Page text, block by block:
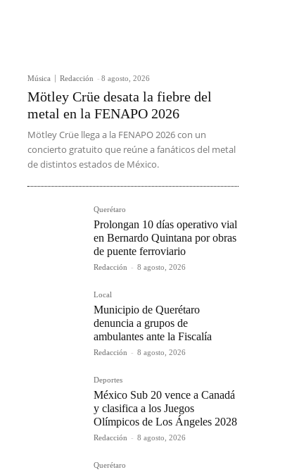
Música Redacción - 8 agosto, 2026
Mötley Crüe desata la fiebre del
metal en la FENAPO 2026
Mötley Crüe llega a la FENAPO 2026 con un
concierto gratuito que reúne a fanáticos del metal
de distintos estados de México.
Querétaro
Prolongan 10 días operativo vial
en Bernardo Quintana por obras
de puente ferroviario
Redacción - 8 agosto, 2026
Local
Municipio de Querétaro
denuncia a grupos de
ambulantes ante la Fiscalía
Redacción - 8 agosto, 2026
Deportes
México Sub 20 vence a Canadá
y clasifica a los Juegos
Olímpicos de Los Ángeles 2028
Redacción - 8 agosto, 2026
Querétaro